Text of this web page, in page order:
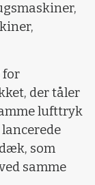
for
der tåler
lufttryk
som
samme